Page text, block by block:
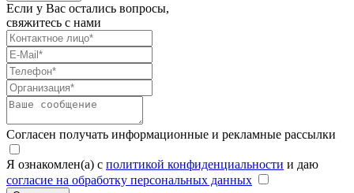
Если у Вас остались вопросы,
свяжитесь с нами
Согласен получать информационные и рекламные рассылки
Я ознакомлен(а) с политикой конфиденциальности и даю
согласие на обработку персональных данных